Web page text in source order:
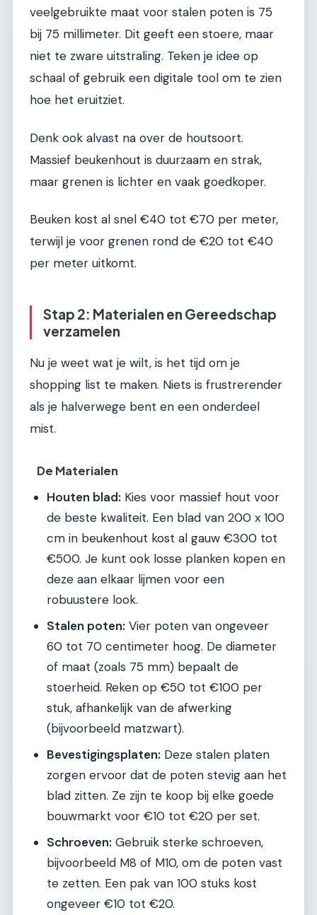
veelgebruikte maat voor stalen poten is 75
bij 75 millimeter. Dit geeft een stoere, maar
niet te zware uitstraling. Teken je idee op
schaal of gebruik een digitale tool om te zien
hoe het eruitziet.
Denk ook alvast na over de houtsoort.
Massief beukenhout is duurzaam en strak,
maar grenen is lichter en vaak goedkoper.
Beuken kost al snel €40 tot €70 per meter,
terwijl je voor grenen rond de €20 tot €40
per meter uitkomt.
Stap 2: Materialen en Gereedschap
verzamelen
Nu je weet wat je wilt, is het tijd om je
shopping list te maken. Niets is frustrerender
als je halverwege bent en een onderdeel
mist.
De Materialen
Houten blad: Kies voor massief hout voor
de beste kwaliteit. Een blad van 200 x 100
cm in beukenhout kost al gauw €300 tot
€500. Je kunt ook losse planken kopen en
deze aan elkaar lijmen voor een
robuustere look.
Stalen poten: Vier poten van ongeveer
60 tot 70 centimeter hoog. De diameter
of maat (zoals 75 mm) bepaalt de
stoerheid. Reken op €50 tot €100 per
stuk, afhankelijk van de afwerking
(bijvoorbeeld matzwart).
Bevestigingsplaten: Deze stalen platen
zorgen ervoor dat de poten stevig aan het
blad zitten. Ze zijn te koop bij elke goede
bouwmarkt voor €10 tot €20 per set.
Schroeven: Gebruik sterke schroeven,
bijvoorbeeld M8 of M10, om de poten vast
te zetten. Een pak van 100 stuks kost
ongeveer €10 tot €20.